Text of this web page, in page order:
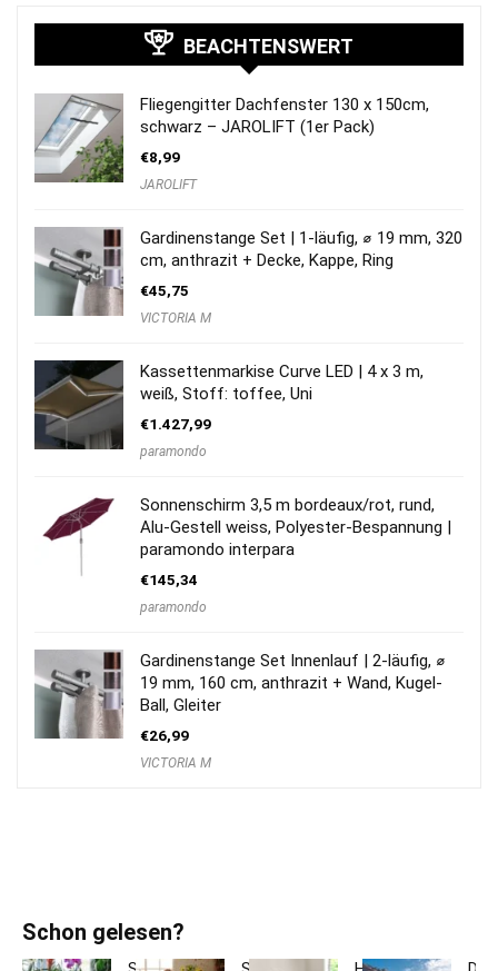
BEACHTENSWERT
Fliegengitter Dachfenster 130 x 150cm,
schwarz – JAROLIFT (1er Pack)
€8,99
JAROLIFT
Gardinenstange Set | 1-läufig, ⌀ 19 mm, 320
cm, anthrazit + Decke, Kappe, Ring
€45,75
VICTORIA M
Kassettenmarkise Curve LED | 4 x 3 m,
weiß, Stoff: toffee, Uni
€1.427,99
paramondo
Sonnenschirm 3,5 m bordeaux/rot, rund,
Alu-Gestell weiss, Polyester-Bespannung |
paramondo interpara
€145,34
paramondo
Gardinenstange Set Innenlauf | 2-läufig, ⌀
19 mm, 160 cm, anthrazit + Wand, Kugel-
Ball, Gleiter
€26,99
VICTORIA M
Schon gelesen?